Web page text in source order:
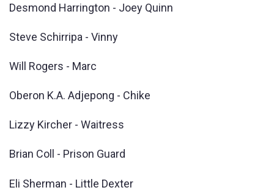
Desmond Harrington - Joey Quinn
Steve Schirripa - Vinny
Will Rogers - Marc
Oberon K.A. Adjepong - Chike
Lizzy Kircher - Waitress
Brian Coll - Prison Guard
Eli Sherman - Little Dexter